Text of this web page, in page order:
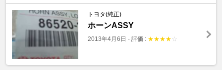
トヨタ(純正)
ホーンASSY
2013年4月6日 - 評価 : ★★★★ ☆